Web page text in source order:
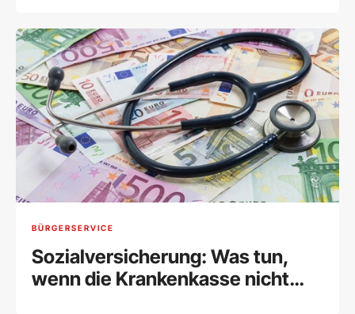
BÜRGERSERVICE
Sozialversicherung: Was tun,
wenn die Krankenkasse nicht